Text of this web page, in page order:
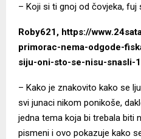
– Koji si ti gnoj od čovjeka, fuj
Roby621, https://
primorac-nema-odgode-
siju-oni-sto-se-nisu-snasli-
– Kako je znakovito kako se
svi junaci nikom ponikoše,
jedna tema koja bi trebala biti
pismeni i ovo pokazuje kako